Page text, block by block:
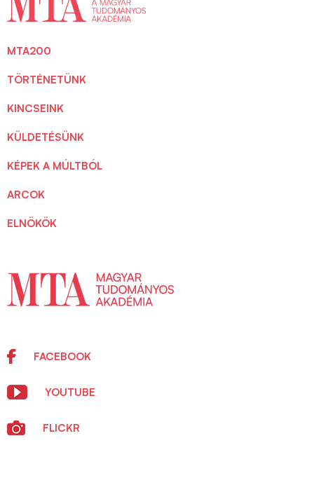
MTA200
TÖRTÉNETÜNK
KINCSEINK
KÜLDETÉSÜNK
KÉPEK A MÚLTBÓL
ARCOK
ELNÖKÖK
FACEBOOK
YOUTUBE
FLICKR